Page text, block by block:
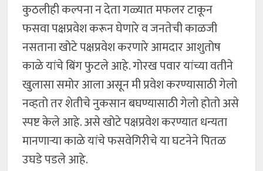
कुठलीही कल्पना न देता गळ्यात मफलर टाकून
फसवा पक्षप्रवेश करून घेणारे व जनतेची काळजी
नसताना खोटे पक्षप्रवेश करणारे आमदार आशुतोष
काळे यांचे बिंग फुटले आहे. गोरख पवार यांच्या वतीने
खुलासा समोर आला असून मी प्रवेश करण्यासाठी गेलो
नव्हतो तर शेतीचे नुकसान बघण्यासाठी गेलो होतो असे
स्पष्ट केले आहे. असे खोटे पक्षप्रवेश करण्यात धन्यता
मानणाऱ्या काळे यांचे फसवेगिरीचे या घटनेने पितळ
उघडे पडले आहे.